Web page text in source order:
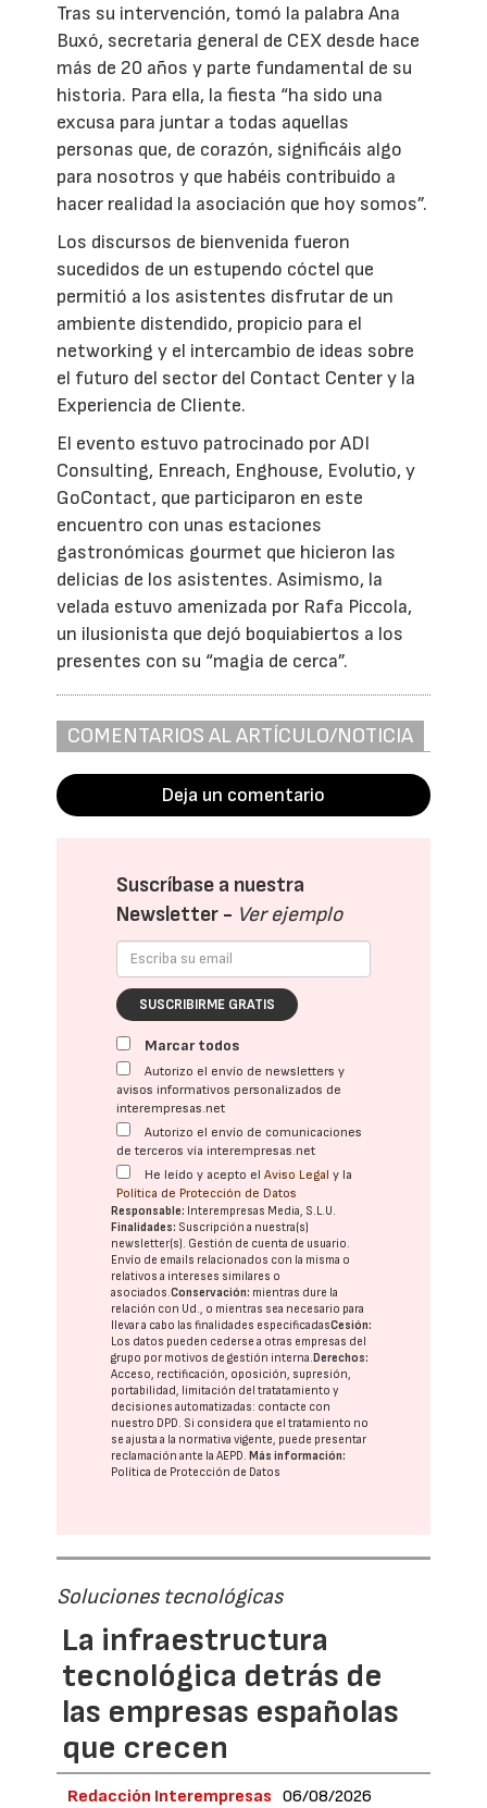
Tras su intervención, tomó la palabra Ana
Buxó, secretaria general de CEX desde hace
más de 20 años y parte fundamental de su
historia. Para ella, la fiesta “ha sido una
excusa para juntar a todas aquellas
personas que, de corazón, significáis algo
para nosotros y que habéis contribuido a
hacer realidad la asociación que hoy somos”.
Los discursos de bienvenida fueron
sucedidos de un estupendo cóctel que
permitió a los asistentes disfrutar de un
ambiente distendido, propicio para el
networking y el intercambio de ideas sobre
el futuro del sector del Contact Center y la
Experiencia de Cliente.
El evento estuvo patrocinado por ADI
Consulting, Enreach, Enghouse, Evolutio, y
GoContact, que participaron en este
encuentro con unas estaciones
gastronómicas gourmet que hicieron las
delicias de los asistentes. Asimismo, la
velada estuvo amenizada por Rafa Piccola,
un ilusionista que dejó boquiabiertos a los
presentes con su “magia de cerca”.
COMENTARIOS AL ARTÍCULO/NOTICIA
Deja un comentario
Suscríbase a nuestra
Newsletter - Ver ejemplo
SUSCRIBIRME GRATIS
Marcar todos
Autorizo el envío de newsletters y
avisos informativos personalizados de
interempresas.net
Autorizo el envío de comunicaciones
de terceros vía interempresas.net
He leído y acepto elAviso Legal y la
Política de Protección de Datos
Responsable: Interempresas Media, S.L.U.
Finalidades: Suscripción a nuestra(s)
newsletter(s). Gestión de cuenta de usuario.
Envío de emails relacionados con la misma o
relativos a intereses similares o
asociados.Conservación: mientras dure la
relación con Ud., o mientras sea necesario para
llevar a cabo las finalidades especificadasCesión:
Los datos pueden cederse a otras empresas del
grupo por motivos de gestión interna.Derechos:
Acceso, rectificación, oposición, supresión,
portabilidad, limitación del tratatamiento y
decisiones automatizadas: contacte con
nuestro DPD. Si considera que el tratamiento no
se ajusta a la normativa vigente, puede presentar
reclamación ante laAEPD.Más información:
Política de Protección de Datos
Soluciones tecnológicas
La infraestructura
tecnológica detrás de
las empresas españolas
que crecen
Redacción Interempresas 06/08/2026